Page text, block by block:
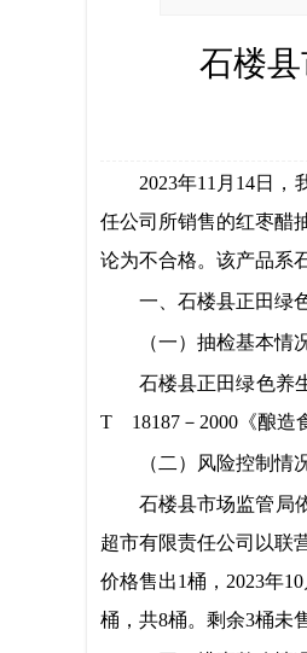
石楼
2023年11月 14日，
任公司 所销售的红枣醋
论为不合格。 该产品系
一
石楼县正田绿
（一） 抽检基本情
石楼县正田绿色养
T 18187－2000《酿造
（二）
风险控制情
石楼县市场监管局
超市有限责任公司 以联
价格售出1桶，2023年
桶，共8桶。剩余3桶未